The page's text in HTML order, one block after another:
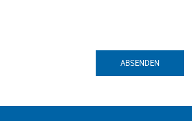
ABSENDEN